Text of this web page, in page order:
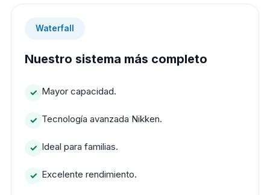
Waterfall
Nuestro sistema más completo
Mayor capacidad.
Tecnología avanzada Nikken.
Ideal para familias.
Excelente rendimiento.